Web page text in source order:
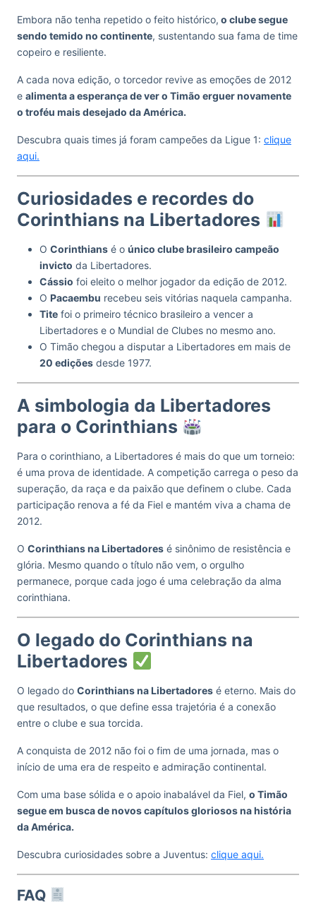
Embora não tenha repetido o feito histórico, o clube segue
sendo temido no continente, sustentando sua fama de time
copeiro e resiliente.
A cada nova edição, o torcedor revive as emoções de 2012
e alimenta a esperança de ver o Timão erguer novamente
o troféu mais desejado da América.
Descubra quais times já foram campeões da Ligue 1: clique
aqui.
Curiosidades e recordes do
Corinthians na Libertadores
O Corinthians é o único clube brasileiro campeão
invicto da Libertadores.
Cássio foi eleito o melhor jogador da edição de 2012.
O Pacaembu recebeu seis vitórias naquela campanha.
Tite foi o primeiro técnico brasileiro a vencer a
Libertadores e o Mundial de Clubes no mesmo ano.
O Timão chegou a disputar a Libertadores em mais de
20 edições desde 1977.
A simbologia da Libertadores
para o Corinthians
Para o corinthiano, a Libertadores é mais do que um torneio:
é uma prova de identidade. A competição carrega o peso da
superação, da raça e da paixão que definem o clube. Cada
participação renova a fé da Fiel e mantém viva a chama de
2012.
O Corinthians na Libertadores é sinônimo de resistência e
glória. Mesmo quando o título não vem, o orgulho
permanece, porque cada jogo é uma celebração da alma
corinthiana.
O legado do Corinthians na
Libertadores
O legado do Corinthians na Libertadores é eterno. Mais do
que resultados, o que define essa trajetória é a conexão
entre o clube e sua torcida.
A conquista de 2012 não foi o fim de uma jornada, mas o
início de uma era de respeito e admiração continental.
Com uma base sólida e o apoio inabalável da Fiel, o Timão
segue em busca de novos capítulos gloriosos na história
da América.
Descubra curiosidades sobre a Juventus: clique aqui.
FAQ